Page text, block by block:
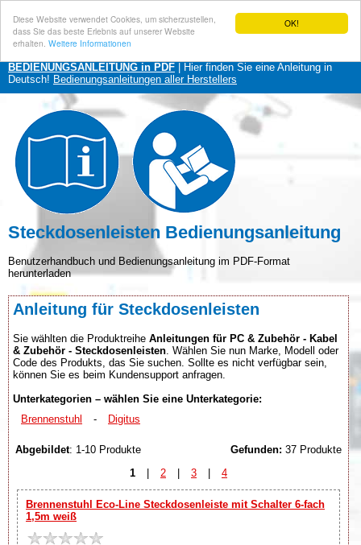
OK!
Diese Website verwendet Cookies, um sicherzustellen,
dass Sie das beste Erlebnis auf unserer Website
erhalten. Weitere Informationen
BEDIENUNGSANLEITUNG in PDF | Hier finden Sie eine Anleitung in
Deutsch! Bedienungsanleitungen aller Herstellers
Steckdosenleisten Bedienungsanleitung
Benutzerhandbuch und Bedienungsanleitung im PDF-Format
herunterladen
Anleitung für Steckdosenleisten
Sie wählten die Produktreihe Anleitungen für PC & Zubehör - Kabel
& Zubehör - Steckdosenleisten . Wählen Sie nun Marke, Modell oder
Code des Produkts, das Sie suchen. Sollte es nicht verfügbar sein,
können Sie es beim Kundensupport anfragen.
Unterkategorien – wählen Sie eine Unterkategorie:
Brennenstuhl
- Digitus
Abgebildet: 1-10 Produkte Gefunden: 37 Produkte
1
| 2 | 3 | 4
Brennenstuhl Eco-Line Steckdosenleiste mit Schalter 6-fach
1,5m weiß